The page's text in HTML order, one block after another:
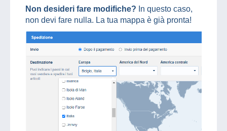
Non desideri fare modifiche? In questo caso,
non devi fare nulla. La tua mappa è già pronta!